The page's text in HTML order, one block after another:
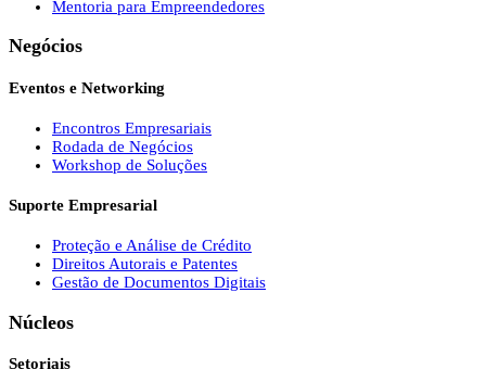
Mentoria para Empreendedores
Negócios
Eventos e Networking
Encontros Empresariais
Rodada de Negócios
Workshop de Soluções
Suporte Empresarial
Proteção e Análise de Crédito
Direitos Autorais e Patentes
Gestão de Documentos Digitais
Núcleos
Setoriais